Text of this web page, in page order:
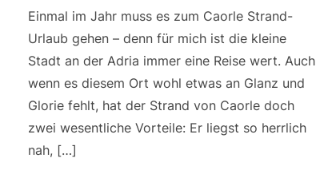
Einmal im Jahr muss es zum Caorle Strand-
Urlaub gehen – denn für mich ist die kleine
Stadt an der Adria immer eine Reise wert. Auch
wenn es diesem Ort wohl etwas an Glanz und
Glorie fehlt, hat der Strand von Caorle doch
zwei wesentliche Vorteile: Er liegst so herrlich
nah, […]